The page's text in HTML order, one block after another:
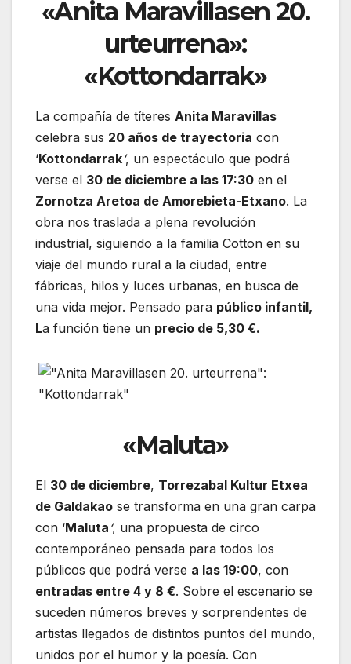
«Anita Maravillasen 20.
urteurrena»:
«Kottondarrak»
La compañía de títeres Anita Maravillas
celebra sus 20 años de trayectoria con
‘Kottondarrak‘, un espectáculo que podrá
verse el 30 de diciembre a las 17:30 en el
Zornotza Aretoa de Amorebieta-Etxano. La
obra nos traslada a plena revolución
industrial, siguiendo a la familia Cotton en su
viaje del mundo rural a la ciudad, entre
fábricas, hilos y luces urbanas, en busca de
una vida mejor. Pensado para público infantil,
La función tiene un precio de 5,30 €.
«Maluta»
El 30 de diciembre, Torrezabal Kultur Etxea
de Galdakao se transforma en una gran carpa
con ‘Maluta ‘, una propuesta de circo
contemporáneo pensada para todos los
públicos que podrá verse a las 19:00, con
entradas entre 4 y 8 €. Sobre el escenario se
suceden números breves y sorprendentes de
artistas llegados de distintos puntos del mundo,
unidos por el humor y la poesía. Con